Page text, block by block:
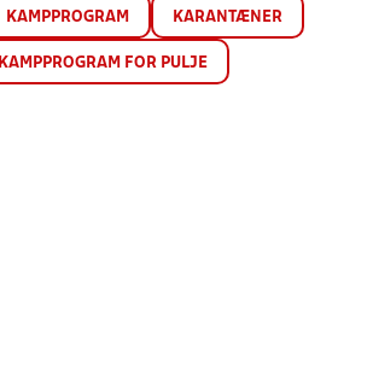
KAMPPROGRAM KARANTÆNER
KAMPPROGRAM FOR PULJE